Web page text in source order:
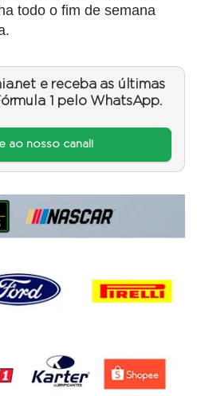
todo o fim de semana
e receba as últimas
1 pelo WhatsApp.
ao nosso canal!